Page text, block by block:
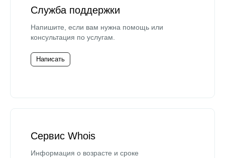
Служба поддержки
Напишите, если вам нужна помощь или
консультация по услугам.
Написать
Сервис Whois
Информация о возрасте и сроке